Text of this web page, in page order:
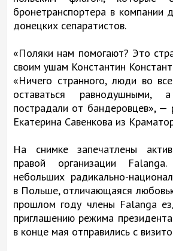
бронетранспортера в компании
донецких сепаратистов.
«Поляки нам помогают? Это
своим ушам Константин
«Ничего странного, люди во
оставаться
пострадали от бандеровцев», —
Екатерина Савенкова из
На снимке запечатлены
правой организации
небольших радикально-
в Польше, отличающаяся
прошлом году члены Falanga
приглашению режима
в конце мая отправились с